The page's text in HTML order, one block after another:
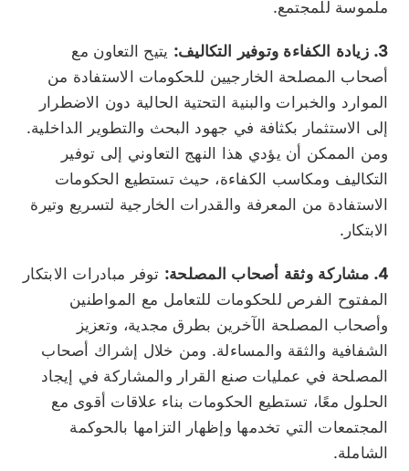
ملموسة للمجتمع.
3. زيادة الكفاءة وتوفير التكاليف:
يتيح التعاون مع
أصحاب المصلحة الخارجيين للحكومات الاستفادة من
الموارد والخبرات والبنية التحتية الحالية دون الاضطرار
إلى الاستثمار بكثافة في جهود البحث والتطوير الداخلية.
ومن الممكن أن يؤدي هذا النهج التعاوني إلى توفير
التكاليف ومكاسب الكفاءة، حيث تستطيع الحكومات
الاستفادة من المعرفة والقدرات الخارجية لتسريع وتيرة
الابتكار.
4. مشاركة وثقة أصحاب المصلحة:
توفر مبادرات الابتكار
المفتوح الفرص للحكومات للتعامل مع المواطنين
وأصحاب المصلحة الآخرين بطرق مجدية، وتعزيز
الشفافية والثقة والمساءلة. ومن خلال إشراك أصحاب
المصلحة في عمليات صنع القرار والمشاركة في إيجاد
الحلول معًا، تستطيع الحكومات بناء علاقات أقوى مع
المجتمعات التي تخدمها وإظهار التزامها بالحوكمة
الشاملة.